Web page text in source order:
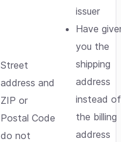
Street
address and
ZIP or
Postal Code
do not
issuer
Have
you the
shipping
address
instead of
the billing
address